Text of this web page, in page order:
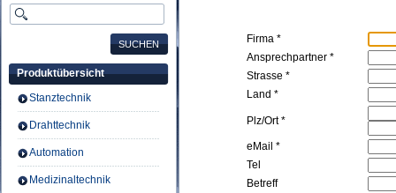
Produktübersicht
Stanztechnik
Drahttechnik
Automation
Medizinaltechnik
Firma *
Ansprechpartner *
Strasse *
Land *
Plz/Ort *
eMail *
Tel
Betreff